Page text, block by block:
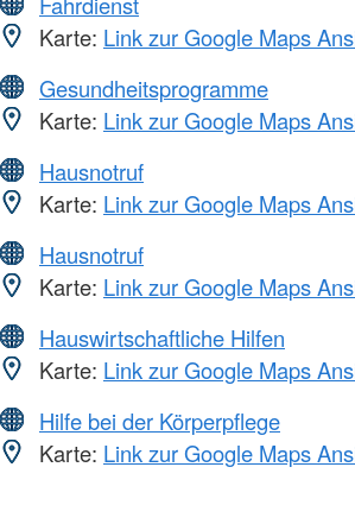
Karte: Link zur Google Maps
Gesundheitsprogramme
Karte: Link zur Google Maps
Hausnotruf
Karte: Link zur Google Maps
Hausnotruf
Karte: Link zur Google Maps
Hauswirtschaftliche Hilfen
Karte: Link zur Google Maps
Hilfe bei der Körperpflege
Karte: Link zur Google Maps